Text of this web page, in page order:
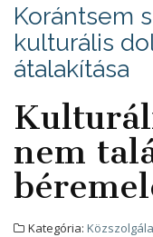
Korántsem
kulturális
átalakítása
nem
Kategória: